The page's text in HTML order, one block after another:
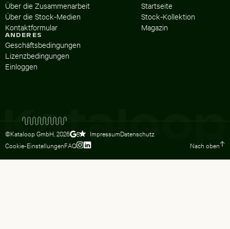
Startseite
Stock-Kollektion
Magazin
Über die Zusammenarbeit
Über die Stock-Medien
Kontaktformular
ANDERES
Geschäftsbedingungen
Lizenzbedingungen
Einloggen
©Kataloop GmbH, 2026 5 ImpressumDatenschutz
Cookie-EinstellungenFAQ Nach oben